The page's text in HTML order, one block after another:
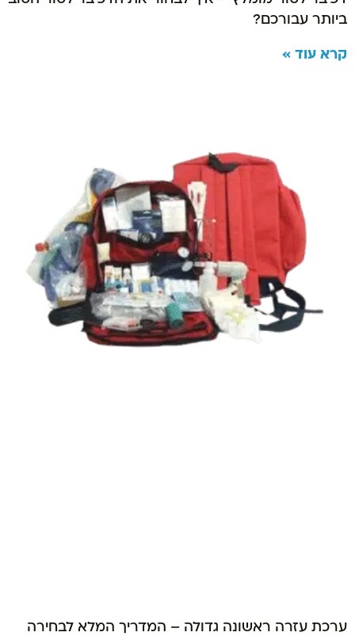
ביותר עבורכם?
קרא עוד »
ערכת עזרה ראשונה גדולה – המדריך המלא לבחירה